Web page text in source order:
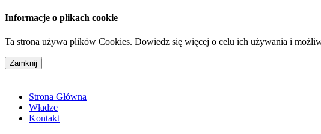
Informacje o plikach cookie
Ta strona używa plików Cookies. Dowiedz się więcej o celu ich używania i
Strona Główna
Władze
Kontakt